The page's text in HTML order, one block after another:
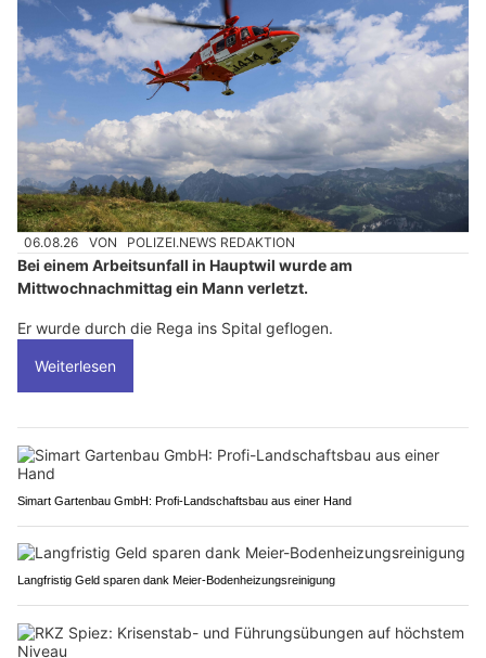
06.08.26 VON POLIZEI.NEWS REDAKTION
Bei einem Arbeitsunfall in Hauptwil wurde am
Mittwochnachmittag ein Mann verletzt.
Er wurde durch die Rega ins Spital geflogen.
Weiterlesen
Simart Gartenbau GmbH: Profi-Landschaftsbau aus einer Hand
Langfristig Geld sparen dank Meier-Bodenheizungsreinigung